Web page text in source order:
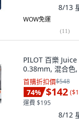
8/13
WOW免運
(11)
PILOT 百樂
0.38mm, 混合色,
首購折扣價$548
74% $142 (
運費 $195
8/12